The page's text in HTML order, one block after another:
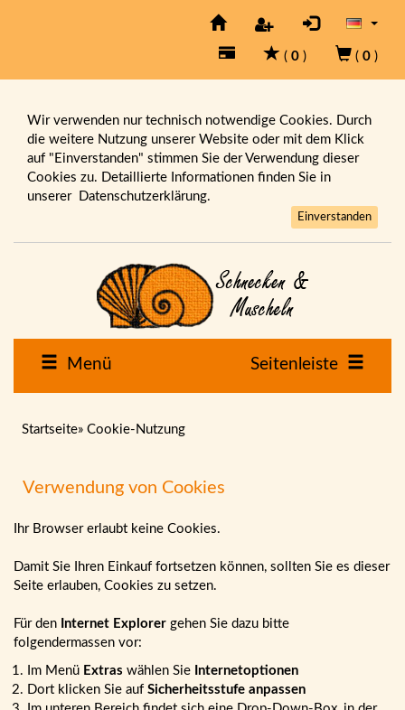
( 0 ) ( 0 )
Wir verwenden nur technisch notwendige Cookies. Durch
die weitere Nutzung unserer Website oder mit dem Klick
auf "Einverstanden" stimmen Sie der Verwendung dieser
Cookies zu. Detaillierte Informationen finden Sie in
unserer Datenschutzerklärung.
Einverstanden
Menü Seitenleiste
Startseite» Cookie-Nutzung
Verwendung von Cookies
Ihr Browser erlaubt keine Cookies.
Damit Sie Ihren Einkauf fortsetzen können, sollten Sie es dieser
Seite erlauben, Cookies zu setzen.
Für den Internet Explorer gehen Sie dazu bitte
folgendermassen vor:
Im Menü Extras wählen Sie Internetoptionen
Dort klicken Sie auf Sicherheitsstufe anpassen